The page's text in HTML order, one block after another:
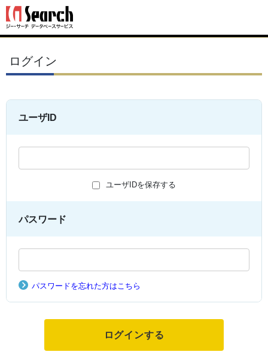
ログイン
ユーザID
ユーザIDを保存する
パスワード
パスワードを忘れた方はこちら